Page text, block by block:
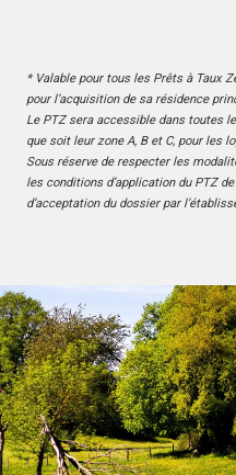
* Valable pour tous les Prêts à Taux
pour l’acquisition de sa résidence
Le PTZ sera accessible dans toutes
que soit leur zone A, B et C, pour les
Sous réserve de respecter les
les conditions d’application du PTZ
d’acceptation du dossier par